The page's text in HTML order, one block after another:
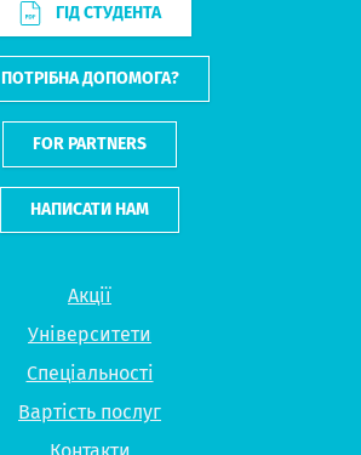
Акції
Університети
Спеціальності
Вартість послуг
ГІД СТУДЕНТА
ПОТРІБНА ДОПОМОГА?
FOR PARTNERS
НАПИСАТИ НАМ